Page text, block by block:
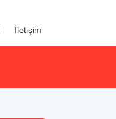
İletişim